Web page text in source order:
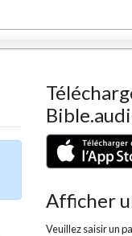
Afficher
Veuillez saisir un